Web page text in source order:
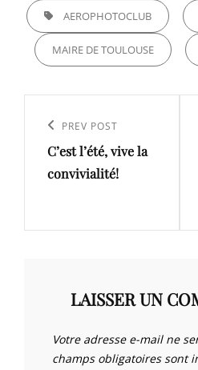
TAGS, AEROPHOTOCLUB
MAIRE DE TOULOUSE
l’article
Previous
Post
PREV POST
C’est l’été, vive la
convivialité!
LAISSER UN
Votre adresse e-mail ne
champs obligatoires sont